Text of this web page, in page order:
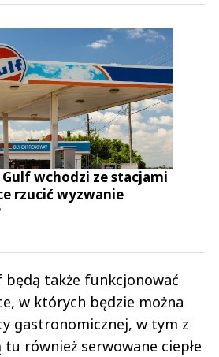
wchodzi ze stacjami
rzucić wyzwanie
będą także funkcjonować
w których będzie można
gastronomicznej, w tym z
tu również serwowane ciepłe